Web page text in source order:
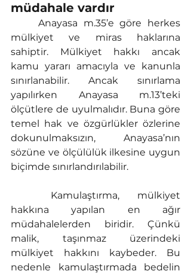
müdahale vardır
mülkiyet ve miras haklarına
sahiptir. Mülkiyet hakkı ancak
kamu yararı amacıyla ve kanunla
sınırlanabilir. Ancak sınırlama
yapılırken Anayasa m.13’teki
ölçütlere de uyulmalıdır. Buna göre
temel hak ve özgürlükler özlerine
dokunulmaksızın, Anayasa’nın
sözüne ve ölçülülük ilkesine uygun
biçimde sınırlandırılabilir.
hakkına yapılan en ağır
müdahalelerden biridir. Çünkü
malik, taşınmaz üzerindeki
mülkiyet hakkını kaybeder. Bu
nedenle kamulaştırmada bedelin